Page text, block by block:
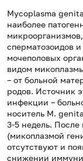
Mycoplasma
наиболее
сперматозоидов
мочеполовых
видом
– от больной
родов. Источник
инфекции –
носитель M.
3-5 недель.
(микоплазмой
отсутствуют и
снижении